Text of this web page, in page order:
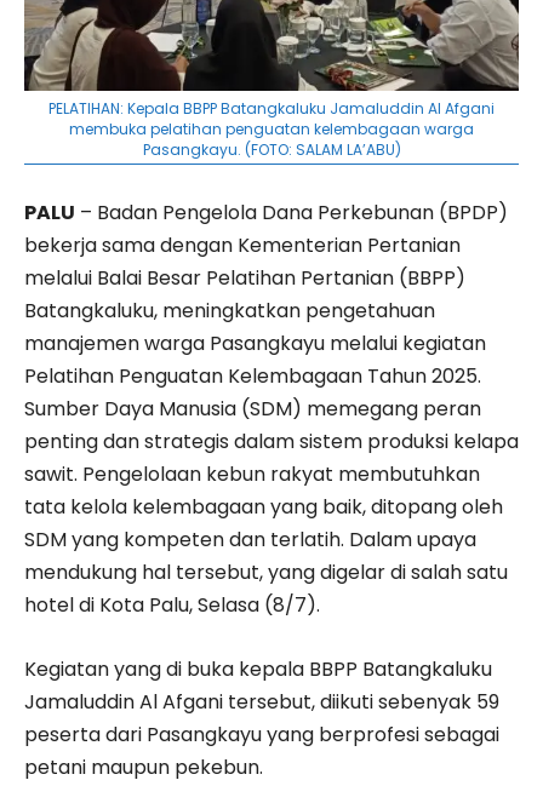
PELATIHAN: Kepala BBPP Batangkaluku Jamaluddin Al Afgani
membuka pelatihan penguatan kelembagaan warga
Pasangkayu. (FOTO: SALAM LA’ABU)
PALU – Badan Pengelola Dana Perkebunan (BPDP)
bekerja sama dengan Kementerian Pertanian
melalui Balai Besar Pelatihan Pertanian (BBPP)
Batangkaluku, meningkatkan pengetahuan
manajemen warga Pasangkayu melalui kegiatan
Pelatihan Penguatan Kelembagaan Tahun 2025.
Sumber Daya Manusia (SDM) memegang peran
penting dan strategis dalam sistem produksi kelapa
sawit. Pengelolaan kebun rakyat membutuhkan
tata kelola kelembagaan yang baik, ditopang oleh
SDM yang kompeten dan terlatih. Dalam upaya
mendukung hal tersebut, yang digelar di salah satu
hotel di Kota Palu, Selasa (8/7).
Kegiatan yang di buka kepala BBPP Batangkaluku
Jamaluddin Al Afgani tersebut, diikuti sebenyak 59
peserta dari Pasangkayu yang berprofesi sebagai
petani maupun pekebun.